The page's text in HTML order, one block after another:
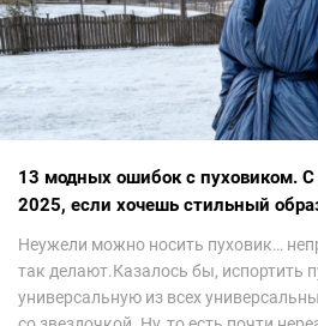
13 модных ошибок с пуховиком. С
2025, если хочешь стильный
Неужели можно носить пуховик…
так делают.Казалось бы, испортить
универсальную из всех